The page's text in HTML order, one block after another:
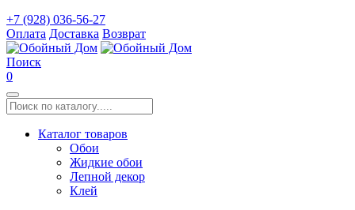
+7 (928) 036-56-27
Оплата Доставка Возврат
Поиск
0
Каталог товаров
Обои
Жидкие обои
Лепной декор
Клей